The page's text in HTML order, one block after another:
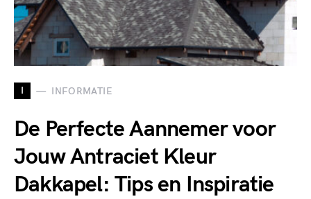
I INFORMATIE
De Perfecte Aannemer voor
Jouw Antraciet Kleur
Dakkapel: Tips en Inspiratie